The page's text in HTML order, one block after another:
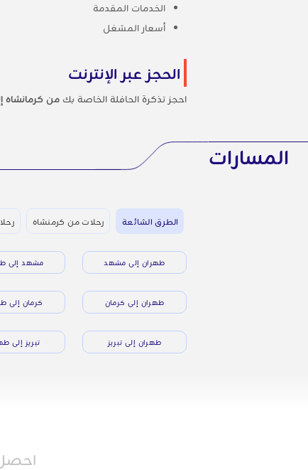
الخدمات المقدمة
أسعار المشغل
الحجز عبر الإنترنت
احجز تذكرة الحافلة الخاصة بك من كرمانشاه
المسارات
الطرق الشائعة رحلات من كرمنشاه
طهران إلى مشهد مشهد إلى
طهران إلى كرمان كرمان إلى
طهران إلى تبريز تبريز إلى